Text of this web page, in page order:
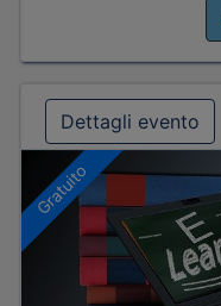
Dettagli evento
Gratuito